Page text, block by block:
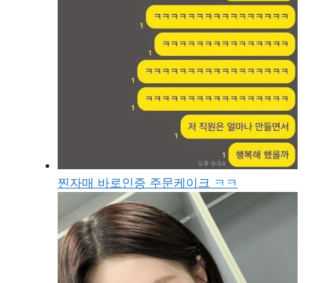
찐자매 바로인증 주문케이크 ㅋㅋ